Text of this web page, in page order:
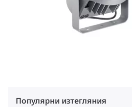
Популярни изтегляния